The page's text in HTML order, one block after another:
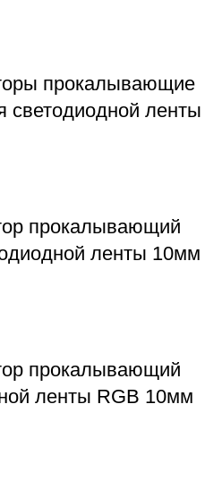
прокалывающие
светодиодной ленты
прокалывающий
ленты 10мм
прокалывающий
ленты RGB 10мм